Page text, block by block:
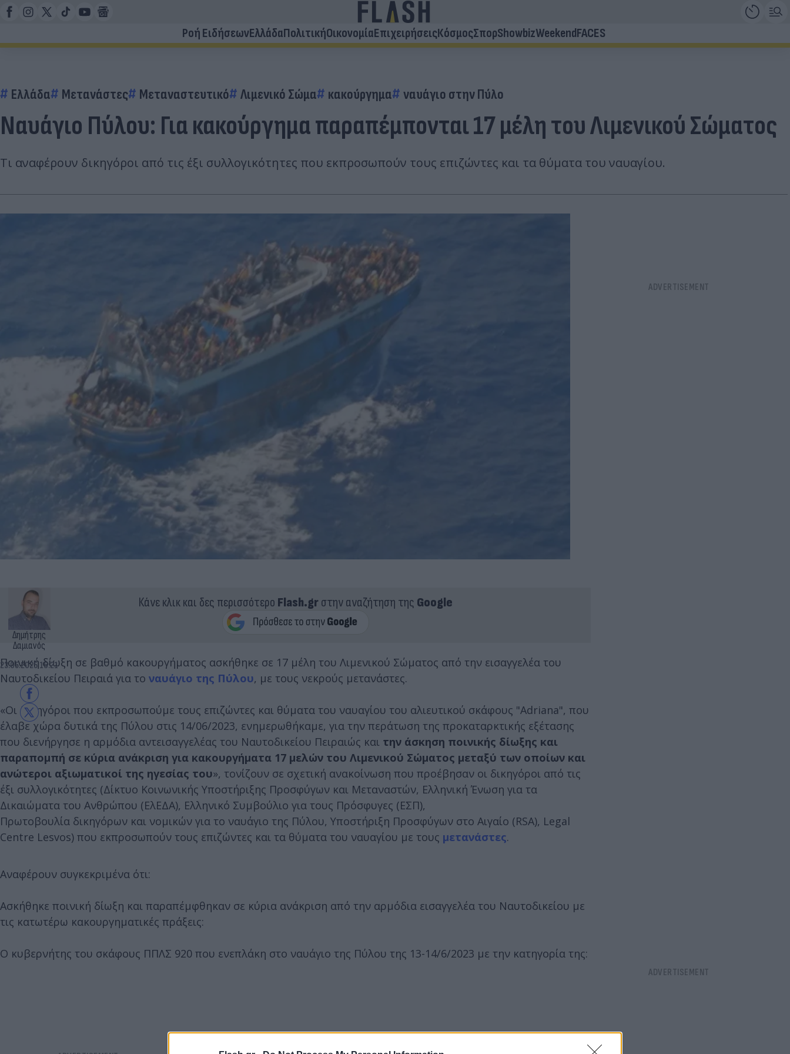
Ροή ΕιδήσεωνΕλλάδαΠολιτικήΟικονομίαΕπιχειρήσειςΚόσμοςΣπορShowbizWeekendFACES
Ελλάδα Μετανάστες Μεταναστευτικό Λιμενικό Σώμα κακούργημα ναυάγιο στην Πύλο
Ναυάγιο Πύλου: Για κακούργημα παραπέμπονται 17 μέλη του Λιμενικού Σώματος
Τι αναφέρουν δικηγόροι από τις έξι συλλογικότητες που εκπροσωπούν τους επιζώντες και τα θύματα του ναυαγίου.
Δημήτρης
Δαμιανός
23.05.2025 16:21
Κάνε κλικ και δες περισσότερο Flash.grστην αναζήτηση της Google
Ποινική δίωξη σε βαθμό κακουργήματος ασκήθηκε σε 17 μέλη του Λιμενικού Σώματος από την εισαγγελέα του
Ναυτοδικείου Πειραιά για το ναυάγιο της Πύλου, με τους νεκρούς μετανάστες.
«Οι δικηγόροι που εκπροσωπούμε τους επιζώντες και θύματα του ναυαγίου του αλιευτικού σκάφους "Adriana", που
έλαβε χώρα δυτικά της Πύλου στις 14/06/2023, ενημερωθήκαμε, για την περάτωση της προκαταρκτικής εξέτασης
που διενήργησε η αρμόδια αντεισαγγελέας του Ναυτοδικείου Πειραιώς και την άσκηση ποινικής δίωξης και
παραπομπή σε κύρια ανάκριση για κακουργήματα 17 μελών του Λιμενικού Σώματος μεταξύ των οποίων και
ανώτεροι αξιωματικοί της ηγεσίας του», τονίζουν σε σχετική ανακοίνωση που προέβησαν οι δικηγόροι από τις
έξι συλλογικότητες (Δίκτυο Κοινωνικής Υποστήριξης Προσφύγων και Μεταναστών, Ελληνική Ένωση για τα
Δικαιώματα του Ανθρώπου (ΕλΕΔΑ), Ελληνικό Συμβούλιο για τους Πρόσφυγες (ΕΣΠ),
Πρωτοβουλία δικηγόρων και νομικών για το ναυάγιο της Πύλου, Υποστήριξη Προσφύγων στο Αιγαίο (RSA), Legal
Centre Lesvos) που εκπροσωπούν τους επιζώντες και τα θύματα του ναυαγίου με τους μετανάστες.
Αναφέρουν συγκεκριμένα ότι:
Ασκήθηκε ποινική δίωξη και παραπέμφθηκαν σε κύρια ανάκριση από την αρμόδια εισαγγελέα του Ναυτοδικείου με
τις κατωτέρω κακουργηματικές πράξεις:
Ο κυβερνήτης του σκάφους ΠΠΛΣ 920 που ενεπλάκη στο ναυάγιο της Πύλου της 13-14/6/2023 με την κατηγορία της: